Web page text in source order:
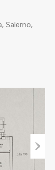
Salerno,